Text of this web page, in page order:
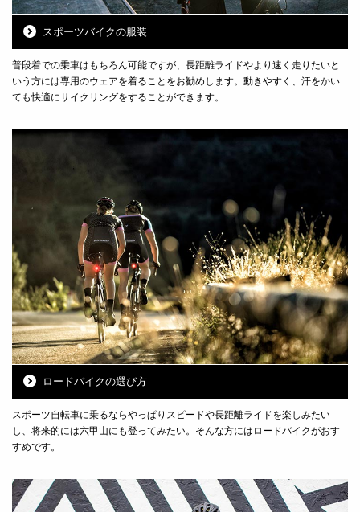
スポーツバイクの服装
普段着での乗車はもちろん可能ですが、長距離ライドやより速く走りたいと
いう方には専用のウェアを着ることをお勧めします。動きやすく、汗をかい
ても快適にサイクリングをすることができます。
ロードバイクの選び方
スポーツ自転車に乗るならやっぱりスピードや長距離ライドを楽しみたい
し、将来的には六甲山にも登ってみたい。そんな方にはロードバイクがおす
すめです。